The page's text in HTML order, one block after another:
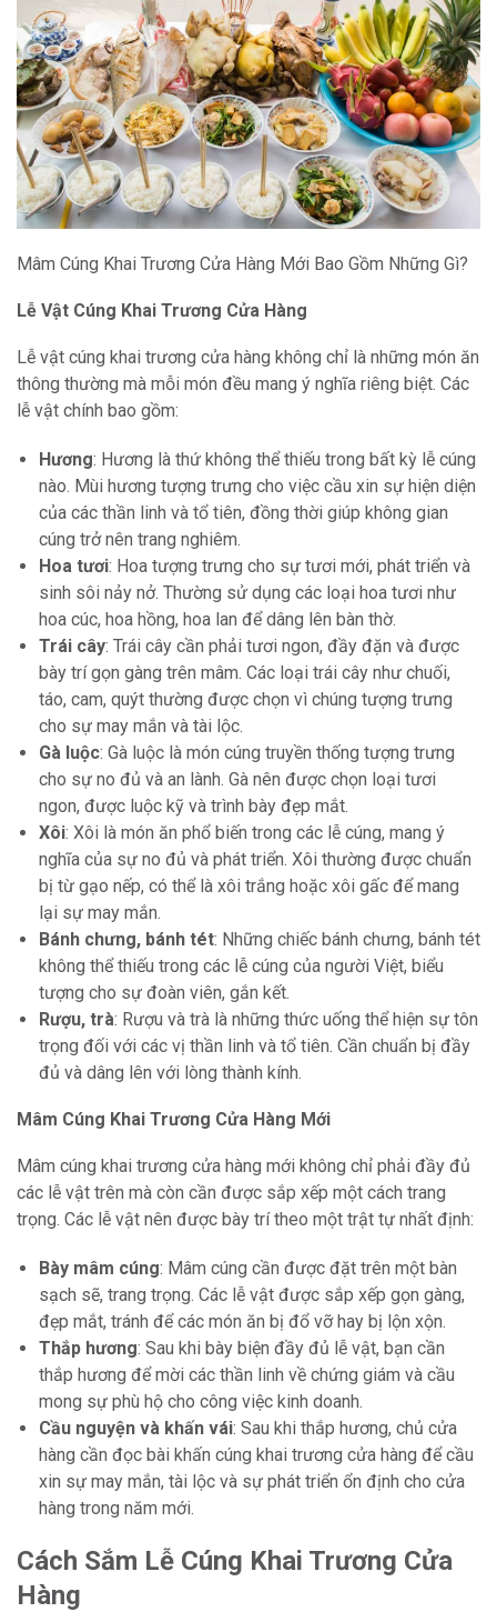
Mâm Cúng Khai Trương Cửa Hàng Mới Bao Gồm Những Gì?
Lễ Vật Cúng Khai Trương Cửa Hàng
Lễ vật cúng khai trương cửa hàng không chỉ là những món ăn
thông thường mà mỗi món đều mang ý nghĩa riêng biệt. Các
lễ vật chính bao gồm:
Hương: Hương là thứ không thể thiếu trong bất kỳ lễ cúng
nào. Mùi hương tượng trưng cho việc cầu xin sự hiện diện
của các thần linh và tổ tiên, đồng thời giúp không gian
cúng trở nên trang nghiêm.
Hoa tươi: Hoa tượng trưng cho sự tươi mới, phát triển và
sinh sôi nảy nở. Thường sử dụng các loại hoa tươi như
hoa cúc, hoa hồng, hoa lan để dâng lên bàn thờ.
Trái cây: Trái cây cần phải tươi ngon, đầy đặn và được
bày trí gọn gàng trên mâm. Các loại trái cây như chuối,
táo, cam, quýt thường được chọn vì chúng tượng trưng
cho sự may mắn và tài lộc.
Gà luộc: Gà luộc là món cúng truyền thống tượng trưng
cho sự no đủ và an lành. Gà nên được chọn loại tươi
ngon, được luộc kỹ và trình bày đẹp mắt.
Xôi: Xôi là món ăn phổ biến trong các lễ cúng, mang ý
nghĩa của sự no đủ và phát triển. Xôi thường được chuẩn
bị từ gạo nếp, có thể là xôi trắng hoặc xôi gấc để mang
lại sự may mắn.
Bánh chưng, bánh tét: Những chiếc bánh chưng, bánh tét
không thể thiếu trong các lễ cúng của người Việt, biểu
tượng cho sự đoàn viên, gắn kết.
Rượu, trà: Rượu và trà là những thức uống thể hiện sự tôn
trọng đối với các vị thần linh và tổ tiên. Cần chuẩn bị đầy
đủ và dâng lên với lòng thành kính.
Mâm Cúng Khai Trương Cửa Hàng Mới
Mâm cúng khai trương cửa hàng mới không chỉ phải đầy đủ
các lễ vật trên mà còn cần được sắp xếp một cách trang
trọng. Các lễ vật nên được bày trí theo một trật tự nhất định:
Bày mâm cúng: Mâm cúng cần được đặt trên một bàn
sạch sẽ, trang trọng. Các lễ vật được sắp xếp gọn gàng,
đẹp mắt, tránh để các món ăn bị đổ vỡ hay bị lộn xộn.
Thắp hương: Sau khi bày biện đầy đủ lễ vật, bạn cần
thắp hương để mời các thần linh về chứng giám và cầu
mong sự phù hộ cho công việc kinh doanh.
Cầu nguyện và khấn vái: Sau khi thắp hương, chủ cửa
hàng cần đọc bài khấn cúng khai trương cửa hàng để cầu
xin sự may mắn, tài lộc và sự phát triển ổn định cho cửa
hàng trong năm mới.
Cách Sắm Lễ Cúng Khai Trương Cửa
Hàng